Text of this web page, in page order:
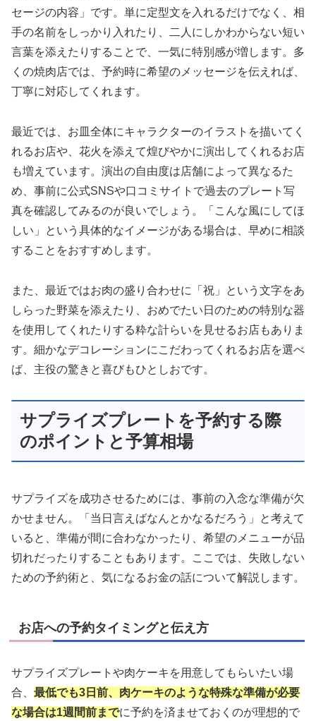
セージの内容」です。単に定型文を入れるだけでなく、相
手の名前をしっかり入れたり、二人にしかわからない短い
言葉を添えたりすることで、一気に特別感が増します。多
くの焼肉店では、予約時に希望のメッセージを伝えれば、
丁寧に対応してくれます。
最近では、お皿全体にキャラクターのイラストを描いてく
れるお店や、花火を添えて煌びやかに演出してくれるお店
も増えています。演出の自由度は店舗によって異なるた
め、事前に公式SNSや口コミサイトで過去のプレート写
真を確認してみるのが良いでしょう。「こんな風にしてほ
しい」という具体的なイメージがある場合は、早めに相談
することをおすすめします。
また、最近ではお肉の盛り合わせに「祝」という文字をあ
しらった野菜を添えたり、おめでたい日のための特別な器
を使用してくれたりする粋な計らいを見せるお店もありま
す。細かなデコレーションにこだわってくれるお店を選べ
ば、主役の驚きと喜びもひとしおです。
サプライズプレートを予約する際
のポイントと予算相場
サプライズを成功させるためには、事前の入念な準備が欠
かせません。「当日言えばなんとかなるだろう」と考えて
いると、準備が間に合わなかったり、希望のメニューが品
切れだったりすることもあります。ここでは、失敗しない
ための予約術と、気になるお金の話について解説します。
お店への予約タイミングと伝え方
サプライズプレートや肉ケーキを用意してもらいたい場
合、 最低でも3日前、肉ケーキのような特殊な準備が必要
な場合は1週間前までに予約を済ませておくのが理想的で